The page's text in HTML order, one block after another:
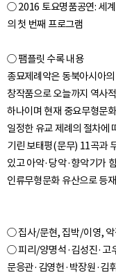
○ 2016 토요명품공연: 세
의 첫 번째 프로그램
○ 팸플릿 수록 내용
종묘제례악은 동북아시아
창작품으로 오늘까지 역사
하나이며 현재 중요무형문
일정한 유교 제례의 절차에
기린 보태평(문무) 11곡과
있고 아악·당악·향악기가
○ 집사/문현, 집박/이영, 악
○ 피리/양명석·김성진·고
문응관·김영헌·박장원·김